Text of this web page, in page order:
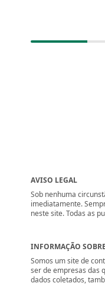
AVISO LEGAL
Sob nenhuma
imediatamente.
neste site. Todas as
INFORMAÇÃO
Somos um site de
ser de empresas das
dados coletados,